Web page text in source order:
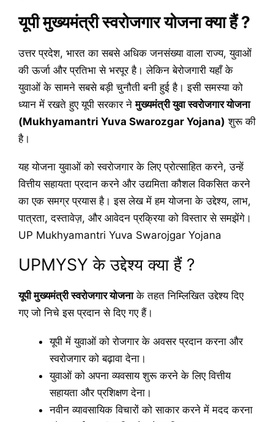
यूपी मुख्यमंत्री स्वरोजगार योजना क्या हैं ?
उत्तर प्रदेश, भारत का सबसे अधिक जनसंख्या वाला राज्य, युवाओं
की ऊर्जा और प्रतिभा से भरपूर है। लेकिन बेरोजगारी यहाँ के
युवाओं के सामने सबसे बड़ी चुनौती बनी हुई है। इसी समस्या को
ध्यान में रखते हुए यूपी सरकार नेमुख्यमंत्री युवा स्वरोजगार योजना
(Mukhyamantri Yuva Swarozgar Yojana) शुरू की
है।
यह योजना युवाओं को स्वरोजगार के लिए प्रोत्साहित करने, उन्हें
वित्तीय सहायता प्रदान करने और उद्यमिता कौशल विकसित करने
का एक समग्र प्रयास है। इस लेख में हम योजना के उद्देश्य, लाभ,
पात्रता, दस्तावेज़, और आवेदन प्रक्रिया को विस्तार से समझेंगे।
UP Mukhyamantri Yuva Swarojgar Yojana
UPMYSY के उद्देश्य क्या हैं ?
यूपी मुख्यमंत्री स्वरोजगार योजनाके तहत निम्लिखित उद्देश्य दिए
गए जो निचे इस प्रदान से दिए गए हैं।
यूपी में युवाओं को रोजगार के अवसर प्रदान करना और
स्वरोजगार को बढ़ावा देना।
युवाओं को अपना व्यवसाय शुरू करने के लिए वित्तीय
सहायता और प्रशिक्षण देना।
नवीन व्यावसायिक विचारों को साकार करने में मदद करना